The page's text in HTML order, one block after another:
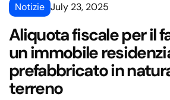
Notizie July 23, 2025
Aliquota fiscale per il
un immobile
prefabbricato in
terreno